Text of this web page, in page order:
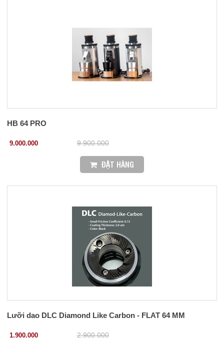
HB 64 PRO
9.000.000 9.900.000
ĐẶT HÀNG
Lưỡi dao DLC Diamond Like Carbon - FLAT 64 MM
1.900.000 2.900.000